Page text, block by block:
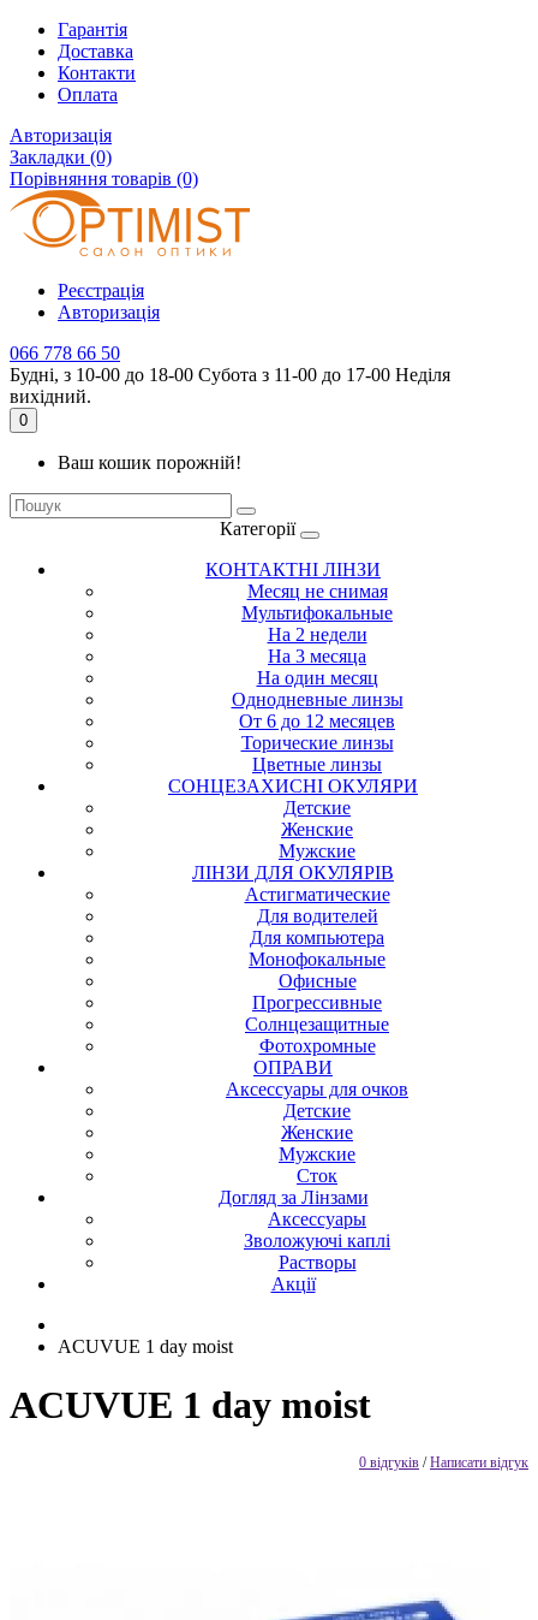
Гарантія
Доставка
Контакти
Оплата
Авторизація
Закладки (0)
Порівняння товарів (0)
Реєстрація
Авторизація
066 778 66 50
Будні, з 10-00 до 18-00 Субота з 11-00 до 17-00 Неділя
вихідний.
0
Ваш кошик порожній!
Категорії
КОНТАКТНІ ЛІНЗИ
Месяц не снимая
Мультифокальные
На 2 недели
На 3 месяца
На один месяц
Однодневные линзы
От 6 до 12 месяцев
Торические линзы
Цветные линзы
СОНЦЕЗАХИСНІ ОКУЛЯРИ
Детские
Женские
Мужские
ЛІНЗИ ДЛЯ ОКУЛЯРІВ
Астигматические
Для водителей
Для компьютера
Монофокальные
Офисные
Прогрессивные
Солнцезащитные
Фотохромные
ОПРАВИ
Аксессуары для очков
Детские
Женские
Мужские
Сток
Догляд за Лінзами
Аксессуары
Зволожуючі каплі
Растворы
Акції
ACUVUE 1 day moist
ACUVUE 1 day moist
0 відгуків /Написати відгук